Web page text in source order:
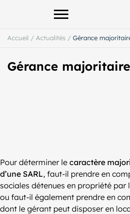
Afficher le menu
Accueil / Actualités / Gérance
Gérance
Pour déterminer le caractère
d’une SARL, faut-il prendre en
sociales détenues en propriété par
ou faut-il également prendre en
dont le gérant peut disposer en